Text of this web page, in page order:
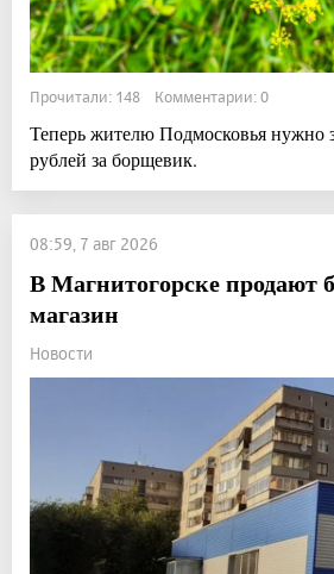
Прочитали: 148 Комментарии: 0
Теперь жителю Подмосковья нужно
рублей за борщевик.
08:59, 7 авг 2026
В Магнитогорске продают
магазин
Новости